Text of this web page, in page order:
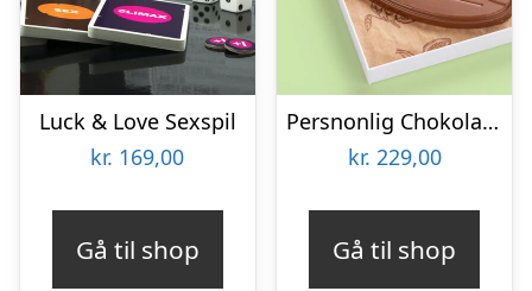
Luck & Love Sexspil
kr. 169,00
Gå til shop
Persnonlig Chokoladeblomst med Billede
kr. 229,00
Gå til shop